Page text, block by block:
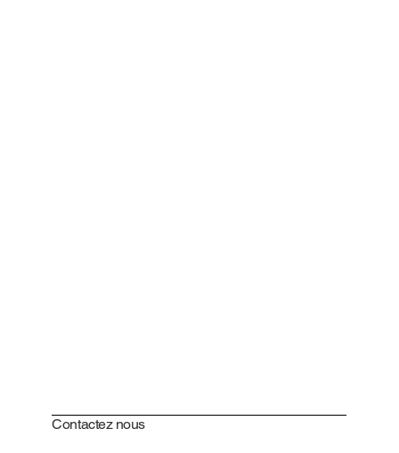
Contactez nous